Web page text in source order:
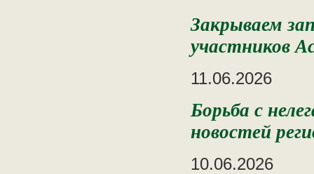
Закрываем
участников
11.06.2026
Борьба с
новостей
10.06.2026